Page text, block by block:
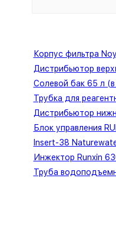
Корпус фильтра
Дистрибьютор
Солевой бак 65 л
Трубка для
Дистрибьютор
Блок управления
Insert-38
Инжектор Runxin
Труба